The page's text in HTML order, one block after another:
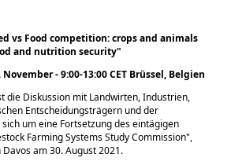
vs Food competition: crops and animals
and nutrition security
- 9:00-13:00 CET Brüssel, Belgien
die Diskussion mit Landwirten, Industrien,
Entscheidungsträgern und der
um eine Fortsetzung des eintägigen
Farming Systems Study Commission ,
am 30. August 2021.